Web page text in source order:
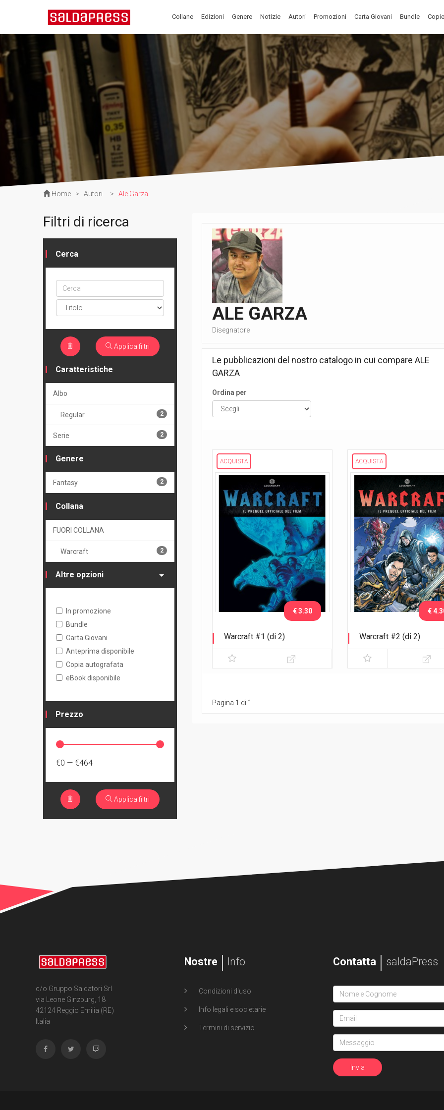
Collane Edizioni Genere Notizie Autori Promozioni Carta Giovani Bundle
Home > Autori > Ale Garza
ALE GARZA
Disegnatore
Le pubblicazioni del nostro catalogo in cui compare ALE
GARZA
Ordina per
ACQUISTA
Warcraft #1 (di 2)
€ 3.30
ACQUISTA
Warcraft #2 (di 2)
€
Pagina 1 di 1
Filtri di ricerca
Cerca
Cerca
ptype
Applica filtri
Caratteristiche
Albo
Regular 2
Serie 2
Genere
Fantasy 2
Collana
FUORI COLLANA
Warcraft 2
Altre opzioni
In promozione
Bundle
Carta Giovani
Anteprima disponibile
Copia autografata
eBook disponibile
Prezzo
€0 — €464
Applica filtri
c/o Gruppo Saldatori Srl
via Leone Ginzburg, 18
42124 Reggio Emilia (RE)
Italia
Nostre Info
Condizioni d'uso
Info legali e societarie
Termini di servizio
Contatta saldaPress